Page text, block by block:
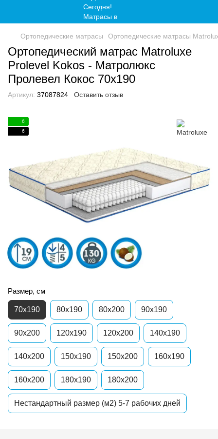
Ортопедические матрасы Ортопедические матрасы
Ортопедический матрас Matroluxe
Prolevel Kokos - Матролюкс
Пролевел Кокос 70x190
Артикул: 37087824 Оставить отзыв
6
6
Размер, см
70x190 80x190 80x200 90x190
90x200 120x190 120x200 140x190
140x200 150x190 150x200 160x190
160x200 180x190 180x200
Нестандартный размер (м2) 5-7 рабочих дней